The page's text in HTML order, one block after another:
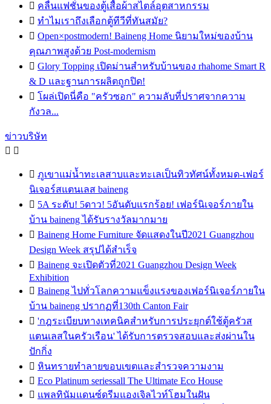
 คลื่นแฟชั่นของตู้เสื้อผ้าสไตล์อุตสาหกรรม
 ทำไมเราถึงเลือกตู้ทีวีที่ทันสมัย?
 Open×postmodern! Baineng Home นิยามใหม่ของบ้าน
คุณภาพสูงด้วย Post-modernism
 Glory Topping เปิดม่านสำหรับบ้านของ rhahome Smart R
& D และฐานการผลิตถูกปิด!
 โผล่เปิดนี่คือ "ครัวซอก" ความลับที่ปราศจากความ
กังวล...
ข่าวบริษัท
 
 ภูเขาแม่น้ำทะเลสาบและทะเลเป็นทิวทัศน์ทั้งหมด-เฟอร์
นิเจอร์สแตนเลส baineng
 5A ระดับ! 5ดาว! 5อันดับแรกร้อย! เฟอร์นิเจอร์ภายใน
บ้าน baineng ได้รับรางวัลมากมาย
 Baineng Home Furniture จัดแสดงในปี2021 Guangzhou
Design Week สรุปได้สำเร็จ
 Baineng จะเปิดตัวที่2021 Guangzhou Design Week
Exhibition
 Baineng ไปทั่วโลกความแข็งแรงของเฟอร์นิเจอร์ภายใน
บ้าน baineng ปรากฏที่130th Canton Fair
 'กฎระเบียบทางเทคนิคสำหรับการประยุกต์ใช้ตู้ครัวส
แตนเลสในครัวเรือน' ได้รับการตรวจสอบและส่งผ่านใน
ปักกิ่ง
 หินทรายทำลายขอบเขตและสำรวจความงาม
 Eco Platinum seriessall The Ultimate Eco House
 แพลทินัมแดนซ์ดรีมแองเจิลไวท์โฮมในฝัน